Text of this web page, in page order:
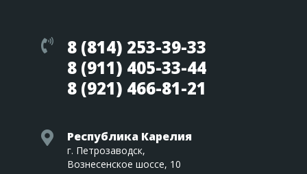
8 (814) 253-39-33
8 (911) 405-33-44
8 (921) 466-81-21
Республика Карелия
г. Петрозаводск,
Вознесенское шоссе, 10